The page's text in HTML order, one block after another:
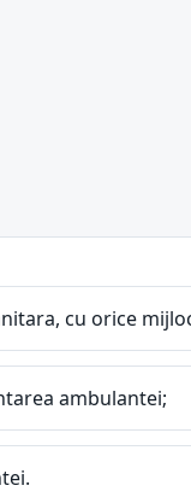
cu orice
ambulantei;